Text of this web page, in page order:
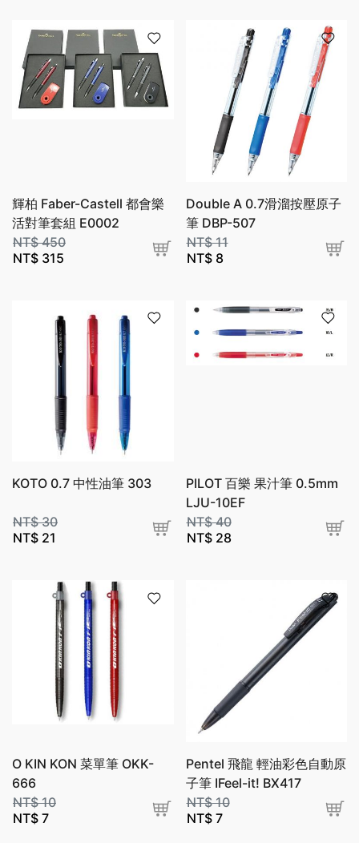
輝柏 Faber-Castell 都會樂
活對筆套組 E0002
NT$450
NT$ 315
Double A 0.7滑溜按壓原子
筆 DBP-507
NT$11
NT$8
KOTO 0.7 中性油筆 303
NT$30
NT$ 21
PILOT 百樂 果汁筆 0.5mm
LJU-10EF
NT$40
NT$28
O KIN KON 菜單筆 OKK-
666
NT$10
NT$ 7
Pentel 飛龍 輕油彩色自動原
子筆 IFeel-it! BX417
NT$10
NT$7